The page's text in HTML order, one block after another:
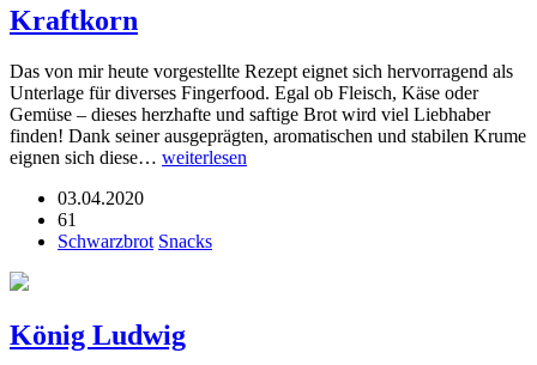
Kraftkorn
Das von mir heute vorgestellte Rezept eignet sich hervorragend als
Unterlage für diverses Fingerfood. Egal ob Fleisch, Käse oder
Gemüse – dieses herzhafte und saftige Brot wird viel Liebhaber
finden! Dank seiner ausgeprägten, aromatischen und stabilen Krume
eignen sich diese… weiterlesen
03.04.2020
61
Schwarzbrot Snacks
König Ludwig